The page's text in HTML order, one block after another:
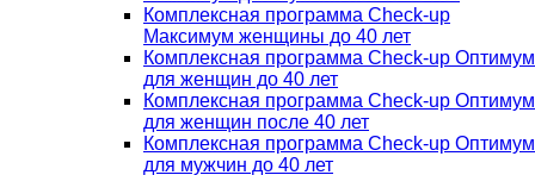
Комплексная программа Check-up
Максимум женщины до 40 лет
Комплексная программа Check-up Оптимум
для женщин до 40 лет
Комплексная программа Check-up Оптимум
для женщин после 40 лет
Комплексная программа Check-up Оптимум
для мужчин до 40 лет